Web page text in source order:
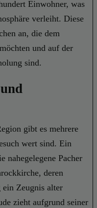
Einwohner, was
verleiht. Diese
an, die dem
und auf der
sind.
gibt es mehrere
wert sind. Ein
nahegelegene Pacher
deren
Zeugnis alter
zieht aufgrund seiner